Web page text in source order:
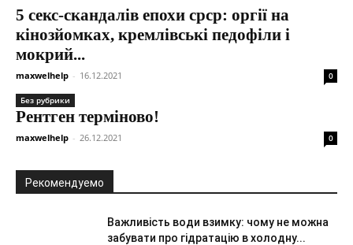
5 секс-скандалів епохи срср: оргії на
кінозйомках, кремлівські педофіли і
мокрий...
maxwelhelp - 16.12.2021 0
Без рубрики
Рентген терміново!
maxwelhelp - 26.12.2021 0
Рекомендуемо
Важливість води взимку: чому не можна
забувати про гідратацію в холодну...